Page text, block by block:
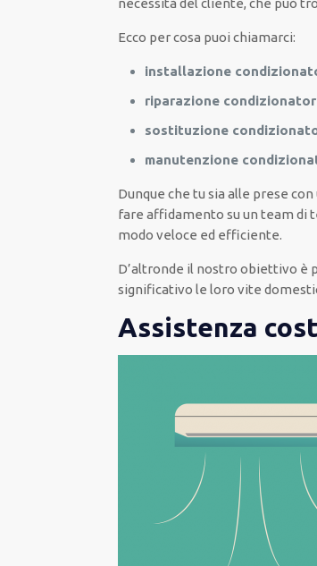
necessità del cliente, che può
Ecco per cosa puoi chiamarci:
installazione
riparazione
sostituzione
manutenzione
Dunque che tu sia alle prese
fare affidamento su un team di
modo veloce ed efficiente.
D’altronde il nostro obiettivo è
significativo le loro vite
Assistenza